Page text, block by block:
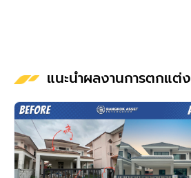
แนะนำผลงานการตกแต่ง